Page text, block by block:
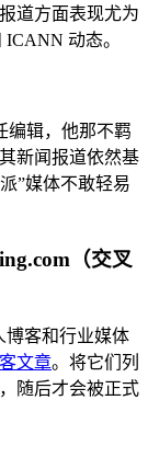
道方面表现尤为
动态。
编辑，他那不羁
新闻报道依然基
”媒体不敢轻易
（交叉
博客和行业媒体
文章。将它们列
随后才会被正式